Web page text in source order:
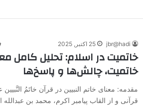
jbr@hadi 25 اکتبر, 2025
خاتمیت در اسلام: تحلیل کامل
خاتمیت، چالش‌ها و پاسخ‌ها
مقدمه: معنای خاتم النبیین در قرآن خاتَم‌ُ النَّبیین
قرآنی و از القاب پیامبر اکرم، محمد بن